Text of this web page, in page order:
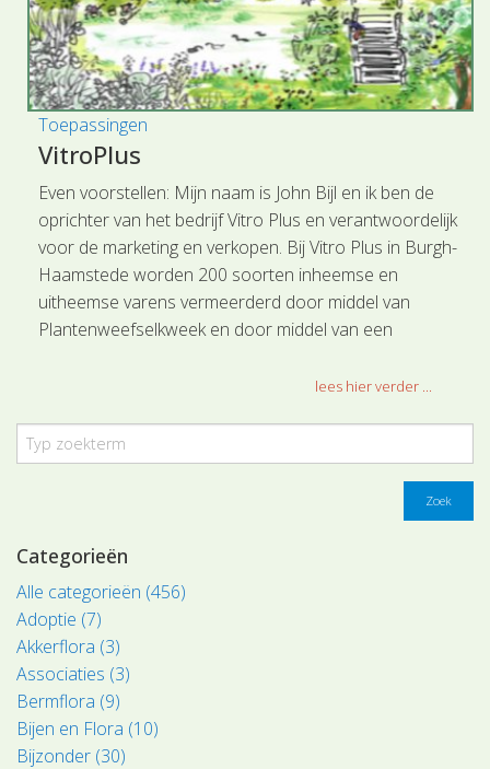
Toepassingen
VitroPlus
Even voorstellen: Mijn naam is John Bijl en ik ben de
oprichter van het bedrijf Vitro Plus en verantwoordelijk
voor de marketing en verkopen. Bij Vitro Plus in Burgh-
Haamstede worden 200 soorten inheemse en
uitheemse varens vermeerderd door middel van
Plantenweefselkweek en door middel van een
lees hier verder ...
Zoek
Categorieën
Alle categorieën (456)
Adoptie (7)
Akkerflora (3)
Associaties (3)
Bermflora (9)
Bijen en Flora (10)
Bijzonder (30)